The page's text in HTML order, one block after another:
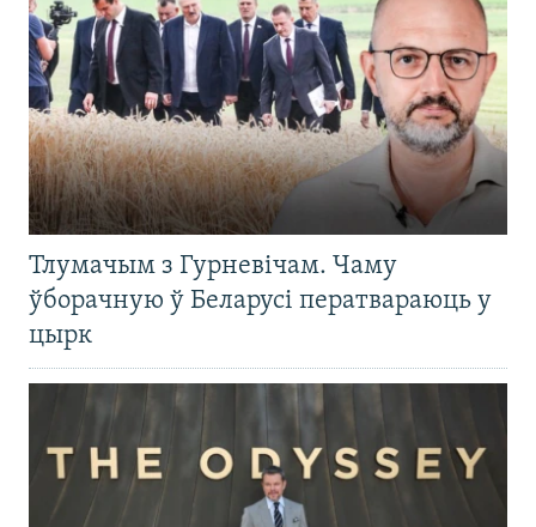
Тлумачым з Гурневічам. Чаму
ўборачную ў Беларусі ператвараюць у
цырк